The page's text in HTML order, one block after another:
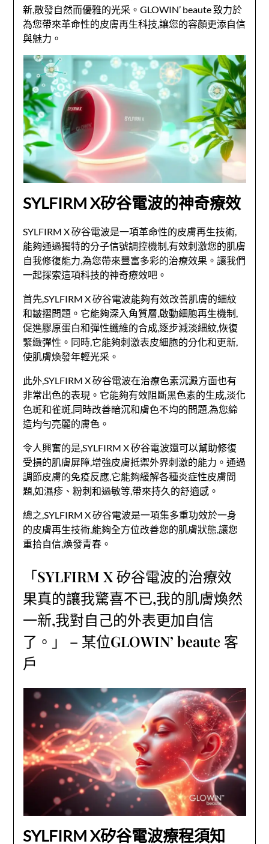
新,散發自然而優雅的光采。GLOWIN’ beaute 致力於
為您帶來革命性的皮膚再生科技,讓您的容顏更添自信
與魅力。
SYLFIRM X矽谷電波的神奇療效
SYLFIRM X 矽谷電波是一項革命性的皮膚再生技術,
能夠通過獨特的分子信號調控機制,有效刺激您的肌膚
自我修復能力,為您帶來豐富多彩的治療效果。讓我們
一起探索這項科技的神奇療效吧。
首先,SYLFIRM X 矽谷電波能夠有效改善肌膚的細紋
和皺摺問題。它能夠深入角質層,啟動細胞再生機制,
促進膠原蛋白和彈性纖維的合成,逐步減淡細紋,恢復
緊緻彈性。同時,它能夠刺激表皮細胞的分化和更新,
使肌膚煥發年輕光采。
此外,SYLFIRM X 矽谷電波在治療色素沉澱方面也有
非常出色的表現。它能夠有效阻斷黑色素的生成,淡化
色斑和雀斑,同時改善暗沉和膚色不均的問題,為您締
造均勻亮麗的膚色。
令人興奮的是,SYLFIRM X 矽谷電波還可以幫助修復
受損的肌膚屏障,增強皮膚抵禦外界刺激的能力。通過
調節皮膚的免疫反應,它能夠緩解各種炎症性皮膚問
題,如濕疹、粉刺和過敏等,帶來持久的舒適感。
總之,SYLFIRM X 矽谷電波是一項集多重功效於一身
的皮膚再生技術,能夠全方位改善您的肌膚狀態,讓您
重拾自信,煥發青春。
「SYLFIRM X 矽谷電波的治療效
果真的讓我驚喜不已,我的肌膚煥然
一新,我對自己的外表更加自信
了。」 – 某位GLOWIN’ beaute 客
戶
SYLFIRM X矽谷電波療程須知